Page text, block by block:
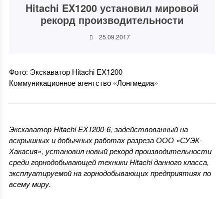
Hitachi EX1200 установил мировой
рекорд производительности
25.09.2017
Фото: Экскаватор Hitachi EX1200
Коммуникационное агентство «Лонгмедиа»
Экскаватор Hitachi EX1200-6, задействованный на
вскрышных и добычных работах разреза ООО «СУЭК-
Хакасия», установил новый рекорд производительности
среди горнодобывающей техники Hitachi данного класса,
эксплуатируемой на горнодобывающих предприятиях по
всему миру.